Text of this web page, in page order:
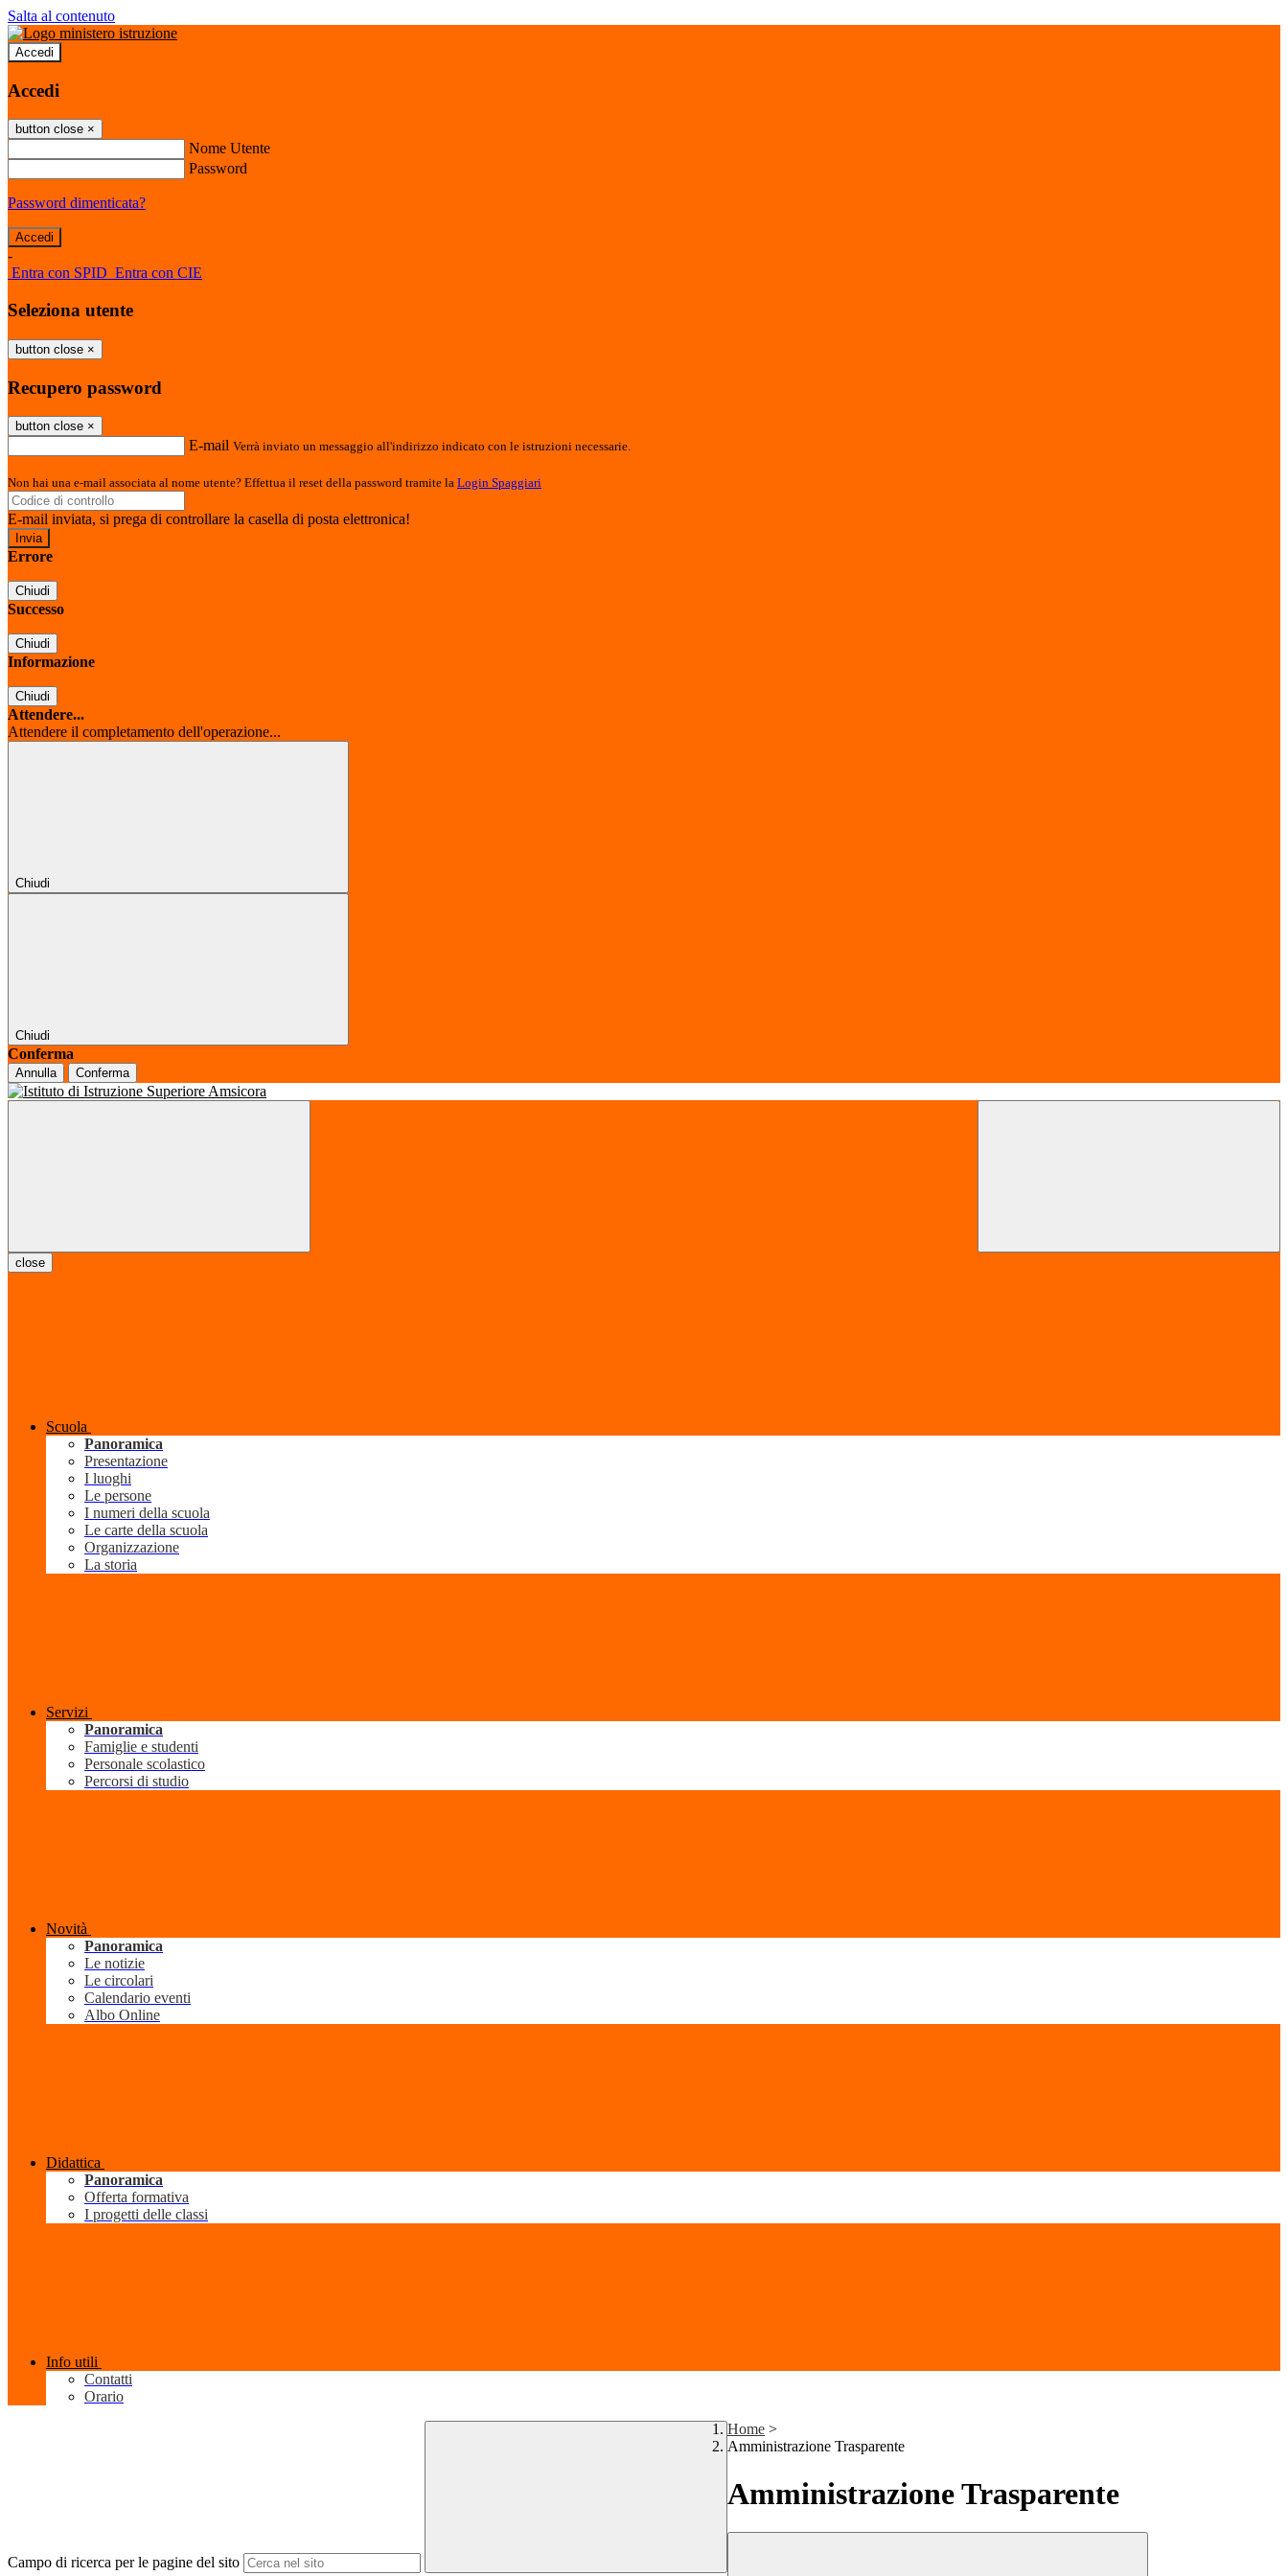
Salta al contenuto
Accedi
Accedi
button close ×
Nome Utente
Password
Password dimenticata?
-
Entra con SPID Entra con CIE
Seleziona utente
button close ×
Recupero password
button close ×
E-mail Verrà inviato un messaggio all'indirizzo indicato con le istruzioni necessarie.
Non hai una e-mail associata al nome utente? Effettua il reset della password tramite la Login Spaggiari
E-mail inviata, si prega di controllare la casella di posta elettronica!
Errore
Chiudi
Successo
Chiudi
Informazione
Chiudi
Attendere...
Attendere il completamento dell'operazione...
Chiudi
Chiudi
Conferma
Annulla Conferma
close
Scuola
Panoramica
Presentazione
I luoghi
Le persone
I numeri della scuola
Le carte della scuola
Organizzazione
La storia
Servizi
Panoramica
Famiglie e studenti
Personale scolastico
Percorsi di studio
Novità
Panoramica
Le notizie
Le circolari
Calendario eventi
Albo Online
Didattica
Panoramica
Offerta formativa
I progetti delle classi
Info utili
Contatti
Orario
Campo di ricerca per le pagine del sito
Home >
Amministrazione Trasparente
Amministrazione Trasparente